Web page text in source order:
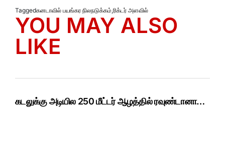
Taggedகனடாவில் பயங்கர நிலநடுக்கம்,ரிக்டர் அளவில்
YOU MAY ALSO
LIKE
கடலுக்கு அடியில 250 மீட்டர் ஆழத்தில் ரவுண்டானா…